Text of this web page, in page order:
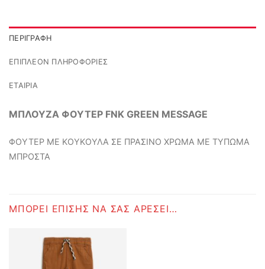
ΠΕΡΙΓΡΑΦΉ
ΕΠΙΠΛΈΟΝ ΠΛΗΡΟΦΟΡΊΕΣ
ΕΤΑΙΡΊΑ
ΜΠΛΟΥΖΑ ΦΟΥΤΕΡ FNK GREEN MESSAGE
ΦΟΥΤΕΡ ΜΕ ΚΟΥΚΟΥΛΑ ΣΕ ΠΡΑΣΙΝΟ ΧΡΩΜΑ ΜΕ ΤΥΠΩΜΑ
ΜΠΡΟΣΤΑ
ΜΠΟΡΕΊ ΕΠΊΣΗΣ ΝΑ ΣΑΣ ΑΡΈΣΕΙ…